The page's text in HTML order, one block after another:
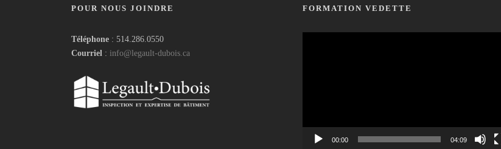
POUR NOUS JOINDRE
Téléphone : 514.286.0550
Courriel : info@legault-dubois.ca
FORMATION VEDETTE
00:00 04:09